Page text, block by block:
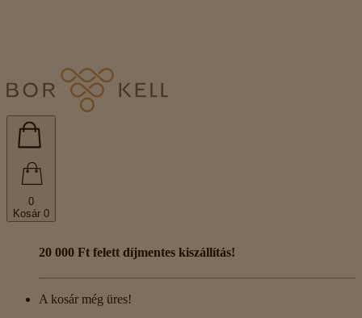
0
Kosár 0
20 000 Ft felett díjmentes kiszállítás!
A kosár még üres!